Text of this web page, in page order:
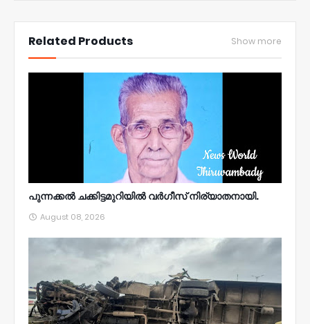
Related Products Show more
പുന്നക്കൽ ചക്കിട്ടമുറിയിൽ വർഗീസ് നിര്യാതനായി.
August 08, 2026